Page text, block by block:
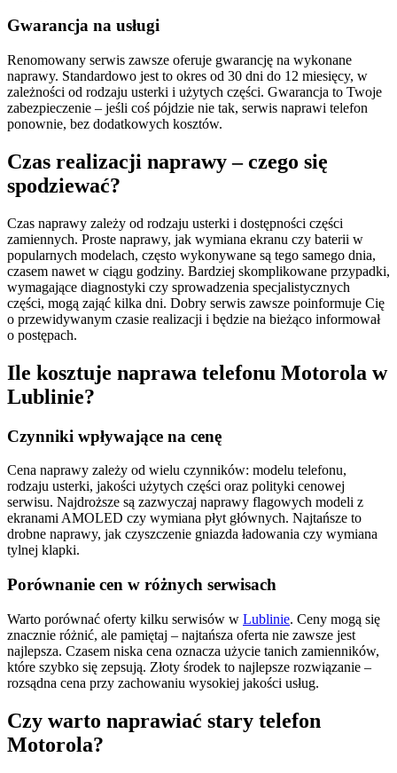
Gwarancja na usługi
Renomowany serwis zawsze oferuje gwarancję na wykonane
naprawy. Standardowo jest to okres od 30 dni do 12 miesięcy, w
zależności od rodzaju usterki i użytych części. Gwarancja to Twoje
zabezpieczenie – jeśli coś pójdzie nie tak, serwis naprawi telefon
ponownie, bez dodatkowych kosztów.
Czas realizacji naprawy – czego się
spodziewać?
Czas naprawy zależy od rodzaju usterki i dostępności części
zamiennych. Proste naprawy, jak wymiana ekranu czy baterii w
popularnych modelach, często wykonywane są tego samego dnia,
czasem nawet w ciągu godziny. Bardziej skomplikowane przypadki,
wymagające diagnostyki czy sprowadzenia specjalistycznych
części, mogą zająć kilka dni. Dobry serwis zawsze poinformuje Cię
o przewidywanym czasie realizacji i będzie na bieżąco informował
o postępach.
Ile kosztuje naprawa telefonu Motorola w
Lublinie?
Czynniki wpływające na cenę
Cena naprawy zależy od wielu czynników: modelu telefonu,
rodzaju usterki, jakości użytych części oraz polityki cenowej
serwisu. Najdroższe są zazwyczaj naprawy flagowych modeli z
ekranami AMOLED czy wymiana płyt głównych. Najtańsze to
drobne naprawy, jak czyszczenie gniazda ładowania czy wymiana
tylnej klapki.
Porównanie cen w różnych serwisach
Warto porównać oferty kilku serwisów w Lublinie. Ceny mogą się
znacznie różnić, ale pamiętaj – najtańsza oferta nie zawsze jest
najlepsza. Czasem niska cena oznacza użycie tanich zamienników,
które szybko się zepsują. Złoty środek to najlepsze rozwiązanie –
rozsądna cena przy zachowaniu wysokiej jakości usług.
Czy warto naprawiać stary telefon
Motorola?